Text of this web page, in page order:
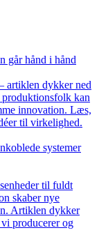
går hånd i hånd
artiklen dykker ned
produktionsfolk kan
innovation. Læs,
til virkelighed.
systemer
til fuldt
skaber nye
Artiklen dykker
producerer og